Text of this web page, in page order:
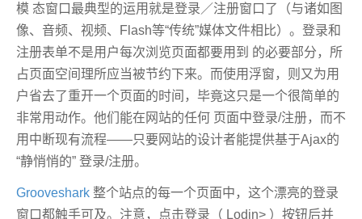
模 态窗口最典型的运用就是登录／注册窗口了（与诸如图
像、音频、视频、Flash等“传统”媒体文件相比）。登录和
注册表单不是用户每次浏览页面都要用到 的必要部分，所
占页面空间理所应当被节约下来。而使用浮窗，则又为用
户省去了重开一个页面的时间，毕竟这只是一个很简单的
非常用动作。他们能在网站的任何 页面中登录/注册，而不
用中断现有流程——只要网站的设计者能提供基于Ajax的
“静悄悄的” 登录/注册。
Grooveshark 整个站点的每一个页面中，这个漂亮的登录
窗口都触手可及。注意，点击登录（ Lodin> ）按钮后并